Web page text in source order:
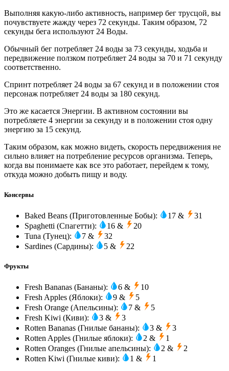
Выполняя какую-либо активность, например бег трусцой, вы
почувствуете жажду через 72 секунды. Таким образом, 72
секунды бега используют 24 Воды.
Обычный бег потребляет 24 воды за 73 секунды, ходьба и
передвижение ползком потребляет 24 воды за 70 и 71 секунду
соответственно.
Спринт потребляет 24 воды за 67 секунд и в положении стоя
персонаж потребляет 24 воды за 180 секунд.
Это же касается Энергии. В активном состоянии вы
потребляете 4 энергии за секунду и в положении стоя одну
энергию за 15 секунд.
Таким образом, как можно видеть, скорость передвижения не
сильно влияет на потребление ресурсов организма. Теперь,
когда вы понимаете как все это работает, перейдем к тому,
откуда можно добыть пищу и воду.
Консервы
Baked Beans (Приготовленные Бобы): 17 &
31
Spaghetti (Спагетти):
16 &
20
Tuna (Тунец):
7 &
32
Sardines (Сардины):
5 & 22
Фрукты
Fresh Bananas (Бананы): 6 &
10
Fresh Apples (Яблоки):
9 &
5
Fresh Orange (Апельсины):
7 &
5
Fresh Kiwi (Киви):
3 &
3
Rotten Bananas (Гнилые бананы):
3 &
3
Rotten Apples (Гнилые яблоки):
2 &
1
Rotten Oranges (Гнилые апельсины):
2 &
2
Rotten Kiwi (Гнилые киви):
1 &
1